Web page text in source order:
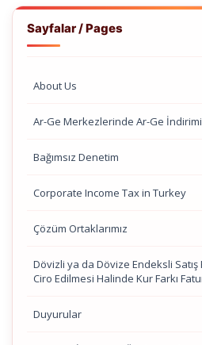
Sayfalar / Pages
About Us
Ar-Ge Merkezlerinde Ar-Ge İndirimi
Bağımsız Denetim
Corporate Income Tax in Turkey
Çözüm Ortaklarımız
Dövizli ya da Dövize Endeksli Satış
Ciro Edilmesi Halinde Kur Farkı
Duyurular